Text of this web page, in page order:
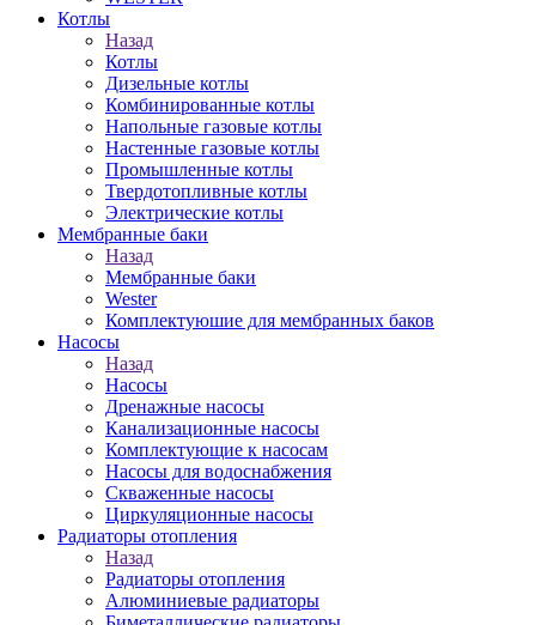
Котлы
Назад
Котлы
Дизельные котлы
Комбинированные котлы
Напольные газовые котлы
Настенные газовые котлы
Промышленные котлы
Твердотопливные котлы
Электрические котлы
Мембранные баки
Назад
Мембранные баки
Wester
Комплектуюшие для мембранных баков
Насосы
Назад
Насосы
Дренажные насосы
Канализационные насосы
Комплектующие к насосам
Насосы для водоснабжения
Скваженные насосы
Циркуляционные насосы
Радиаторы отопления
Назад
Радиаторы отопления
Алюминиевые радиаторы